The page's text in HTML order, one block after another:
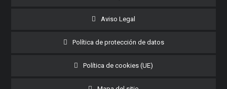
Aviso Legal
Política de protección de datos
Política de cookies (UE)